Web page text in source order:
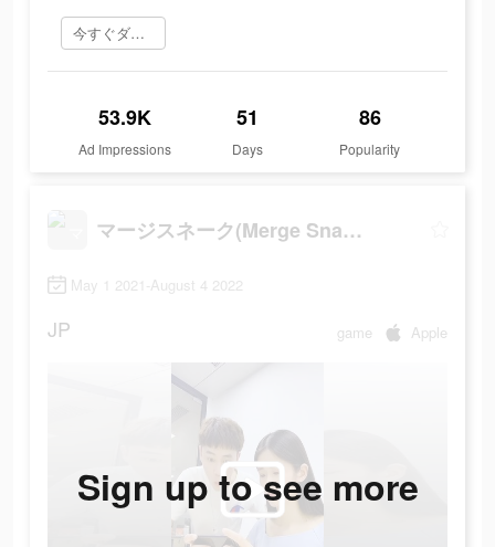
今すぐダウンロード
53.9K
Ad Impressions
51
Days
86
Popularity
マージスネーク(Merge Snake!)
May 1 2021-August 4 2022
JP game Apple
Sign up to see more